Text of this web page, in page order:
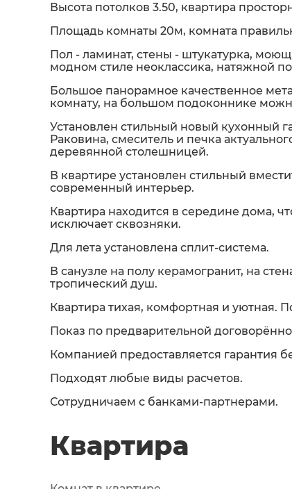
Высота потолков 3.50, квартира
Площадь комнаты 20м, комната
Пол - ламинат, стены - штукатурка,
модном стиле неоклассика, натяжной
Большое панорамное качественное
комнату, на большом подоконнике
Установлен стильный новый кухонный
Раковина, смеситель и печка
деревянной столешницей.
В квартире установлен стильный
современный интерьер.
Квартира находится в середине дома,
исключает сквозняки.
Для лета установлена сплит-система.
В санузле на полу керамогранит, на
тропический душ.
Квартира тихая, комфортная и уютная.
Показ по предварительной
Компанией предоставляется гарантия
Подходят любые виды расчетов.
Сотрудничаем с банками-партнерами.
Квартира